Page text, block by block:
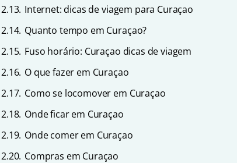
2.13. Internet: dicas de viagem para Curaçao
2.14. Quanto tempo em Curaçao?
2.15. Fuso horário: Curaçao dicas de viagem
2.16. O que fazer em Curaçao
2.17. Como se locomover em Curaçao
2.18. Onde ficar em Curaçao
2.19. Onde comer em Curaçao
2.20. Compras em Curaçao